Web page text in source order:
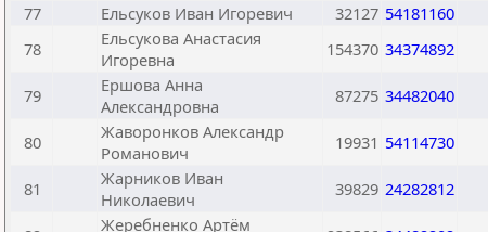
77
Ельсуков Иван Игоревич 32127 54181160
78
Ельсукова Анастасия
Игоревна
154370 34374892
79
Ершова Анна
Александровна
87275 34482040
80
Жаворонков Александр
Романович
19931 54114730
81
Жарников Иван
Николаевич
39829 24282812
Жеребненко Артём